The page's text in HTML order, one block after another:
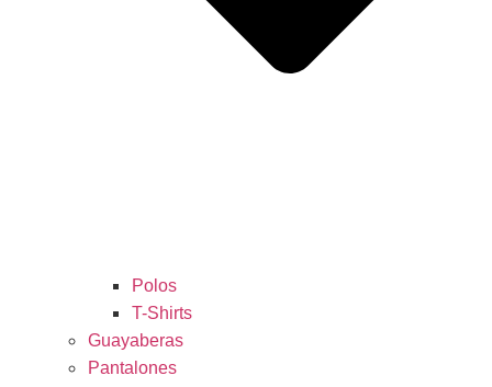
Polos
T-Shirts
Guayaberas
Pantalones